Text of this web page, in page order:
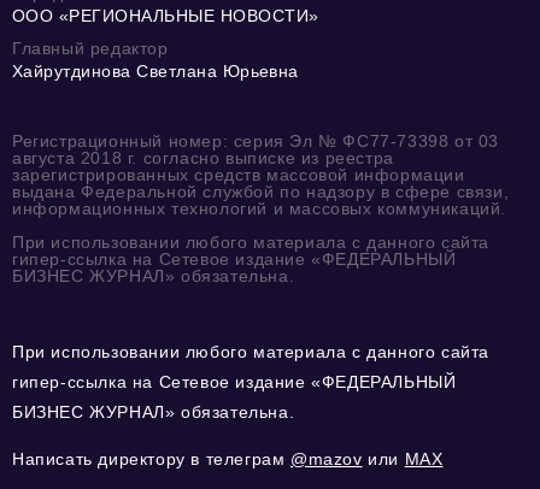
ООО «РЕГИОНАЛЬНЫЕ НОВОСТИ»
Главный редактор
Хайрутдинова Светлана Юрьевна
Регистрационный номер: серия Эл № ФС77-73398 от 03
августа 2018 г. согласно выписке из реестра
зарегистрированных средств массовой информации
выдана Федеральной службой по надзору в сфере связи,
информационных технологий и массовых коммуникаций.
При использовании любого материала с данного сайта
гипер-ссылка на Сетевое издание «ФЕДЕРАЛЬНЫЙ
БИЗНЕС ЖУРНАЛ» обязательна.
При использовании любого материала с данного сайта
гипер-ссылка на Сетевое издание «ФЕДЕРАЛЬНЫЙ
БИЗНЕС ЖУРНАЛ» обязательна.
Написать директору в телеграм @mazov или MAX